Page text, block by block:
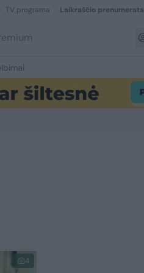
TV programa Laikraščio prenumerata
4